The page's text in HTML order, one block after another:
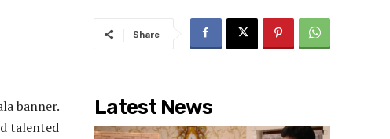
Share
banner.
talented
Latest News